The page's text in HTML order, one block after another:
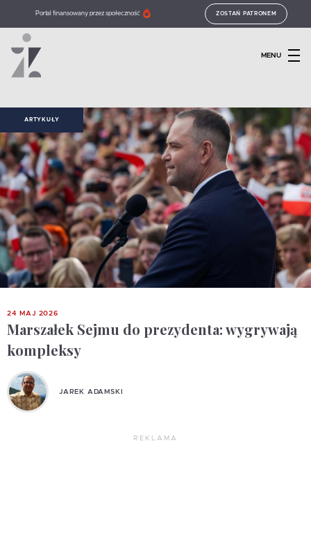
Portal finansowany przez społeczność ZOSTAŃ PATRONEM
MENU
ARTYKUŁY
24 MAJ 2026
Marszałek Sejmu do prezydenta: wygrywają
kompleksy
JAREK ADAMSKI
REKLAMA